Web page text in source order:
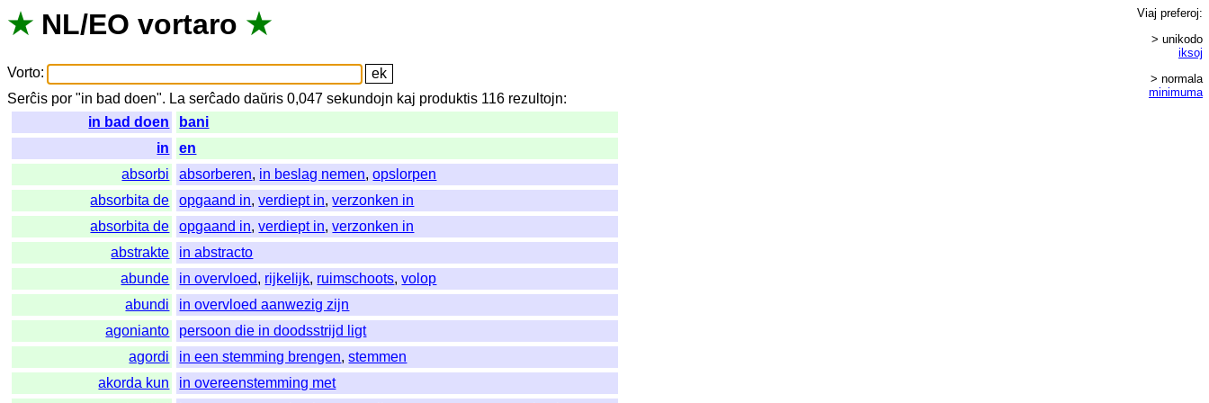
★ NL/EO vortaro ★
Vorto:
Serĉis por "in bad doen". La serĉado daŭris 0,047sekundojn kaj produktis 116 rezultojn:
in bad doen
bani
in
en
absorbi
absorberen, in beslag nemen,opslorpen
absorbita de
opgaand in,verdiept in,verzonken in
absorbita de
opgaand in,verdiept in,verzonken in
abstrakte
in abstracto
abunde
in overvloed, rijkelijk, ruimschoots,volop
abundi
in overvloed aanwezig zijn
agonianto
persoon die in doodsstrijd ligt
agordi
in een stemming brengen,stemmen
akorda kun
in overeenstemming met
Viaj preferoj:
> unikodo
iksoj
> normala
minimuma